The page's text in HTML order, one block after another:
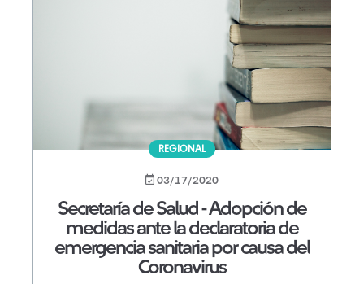
REGIONAL
03/17/2020
Secretaría de Salud - Adopción de
medidas ante la declaratoria de
emergencia sanitaria por causa del
Coronavirus